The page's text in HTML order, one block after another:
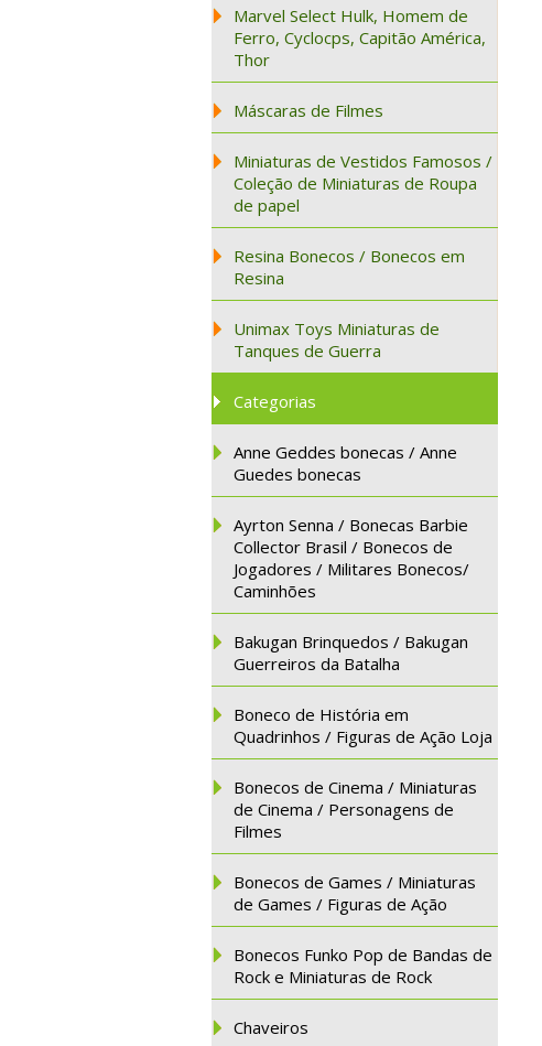
Marvel Select Hulk, Homem de
Ferro, Cyclocps, Capitão América,
Thor
Máscaras de Filmes
Miniaturas de Vestidos Famosos /
Coleção de Miniaturas de Roupa
de papel
Resina Bonecos / Bonecos em
Resina
Unimax Toys Miniaturas de
Tanques de Guerra
Categorias
Anne Geddes bonecas / Anne
Guedes bonecas
Ayrton Senna / Bonecas Barbie
Collector Brasil / Bonecos de
Jogadores / Militares Bonecos/
Caminhões
Bakugan Brinquedos / Bakugan
Guerreiros da Batalha
Boneco de História em
Quadrinhos / Figuras de Ação Loja
Bonecos de Cinema / Miniaturas
de Cinema / Personagens de
Filmes
Bonecos de Games / Miniaturas
de Games / Figuras de Ação
Bonecos Funko Pop de Bandas de
Rock e Miniaturas de Rock
Chaveiros